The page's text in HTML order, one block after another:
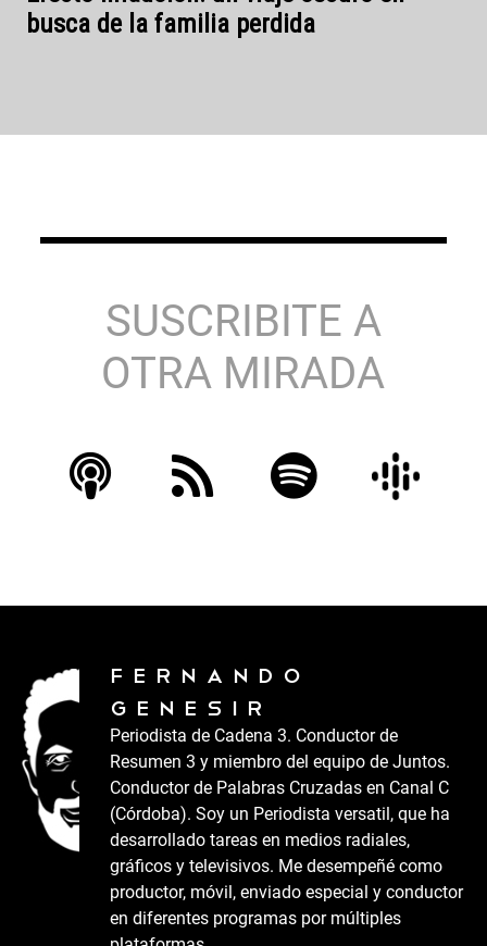
SUSCRIBITE A
OTRA MIRADA
Fernando
Genesir
Periodista de Cadena 3. Conductor de
Resumen 3 y miembro del equipo de Juntos.
Conductor de Palabras Cruzadas en Canal C
(Córdoba). Soy un Periodista versatil, que ha
desarrollado tareas en medios radiales,
gráficos y televisivos. Me desempeñé como
productor, móvil, enviado especial y conductor
en diferentes programas por múltiples